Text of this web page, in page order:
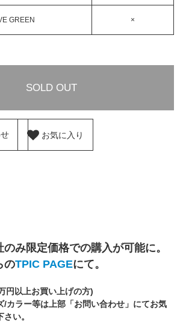
GREEN ×
SOLD OUT
お気に入り
のみ限定価格での購入が可能に。
のTPIC PAGEにて。
円以上お買い上げの方)
/カラー等は上部「お問い合わせ」にてお気
い。